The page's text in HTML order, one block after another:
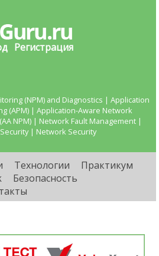
Регистрация
(NPM) and Diagnostics | Application
(APM) | Application-Aware Network
NPM) | Network Fault Management |
| Network Security
Технологии
Практикум
Безопасность